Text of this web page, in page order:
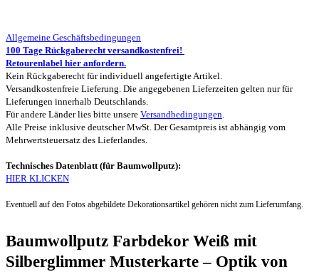
Allgemeine Geschäftsbedingungen
100 Tage Rückgaberecht versandkostenfrei!
Retourenlabel hier anfordern.
Kein Rückgaberecht für individuell angefertigte Artikel.
Versandkostenfreie Lieferung. Die angegebenen Lieferzeiten gelten nur für
Lieferungen innerhalb Deutschlands.
Für andere Länder lies bitte unsere Versandbedingungen.
Alle Preise inklusive deutscher MwSt. Der Gesamtpreis ist abhängig vom
Mehrwertsteuersatz des Lieferlandes.
Technisches Datenblatt (für Baumwollputz):
HIER KLICKEN
Eventuell auf den Fotos abgebildete Dekorationsartikel gehören nicht zum Lieferumfang.
Baumwollputz Farbdekor Weiß mit
Silberglimmer Musterkarte – Optik von